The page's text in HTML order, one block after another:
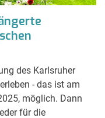
des Karlsruher
- das ist am
möglich. Dann
für die